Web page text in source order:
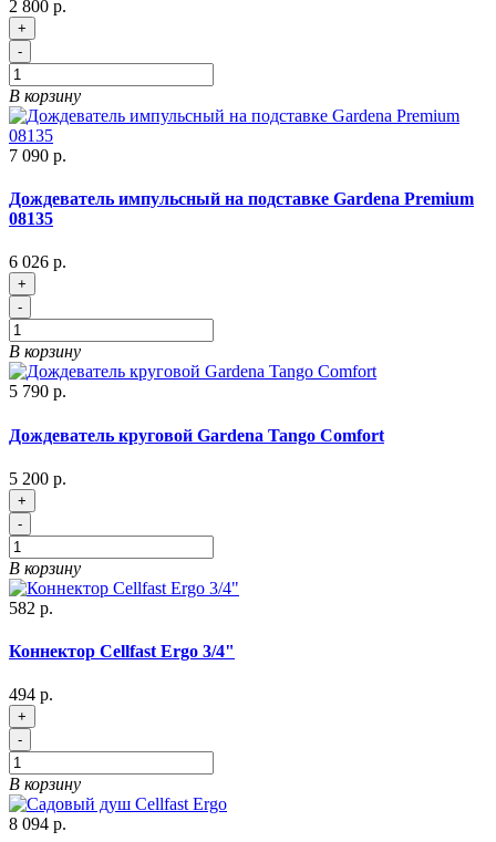
2 800 р.
+
-
В корзину
7 090 р.
Дождеватель импульсный на подставке Gardena Premium
08135
6 026 р.
+
-
В корзину
5 790 р.
Дождеватель круговой Gardena Tango Comfort
5 200 р.
+
-
В корзину
582 р.
Коннектор Cellfast Ergo 3/4"
494 р.
+
-
В корзину
8 094 р.